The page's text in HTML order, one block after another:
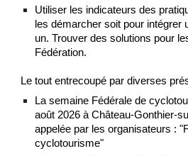
Utiliser les indicateurs des
les démarcher soit pour intégrer
un. Trouver des solutions pour
Fédération.
Le tout entrecoupé par diverses
La semaine Fédérale de
août 2026 à Château-Gonthier-
appelée par les organisateurs :
cyclotourisme"